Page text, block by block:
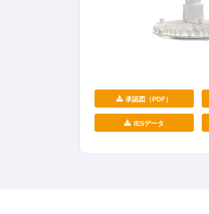
承認図（PDF）
IESデータ